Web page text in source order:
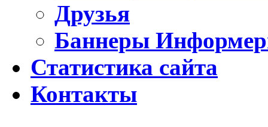
Друзья
Баннеры
Статистика сайта
Контакты